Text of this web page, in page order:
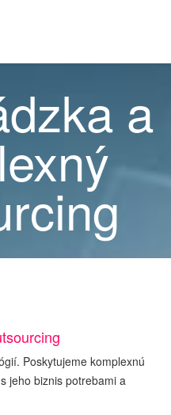
a
Poskytujeme komplexnú
jeho biznis potrebami a